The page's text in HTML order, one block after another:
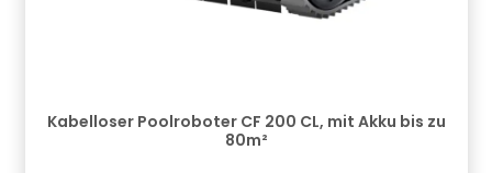
Kabelloser Poolroboter CF 200 CL, mit Akku bis zu
80m²